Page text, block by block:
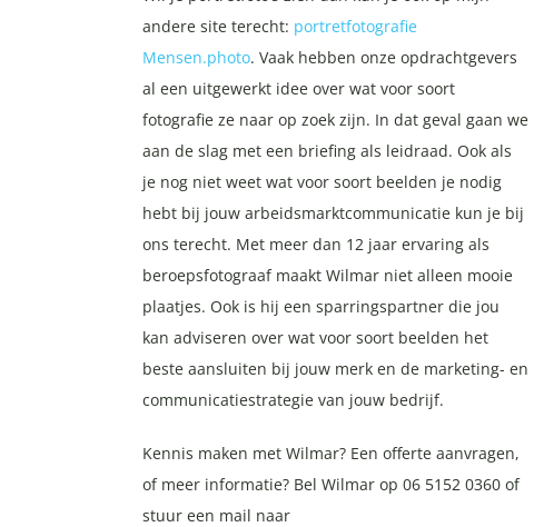
andere site terecht: portretfotografie
Mensen.photo. Vaak hebben onze opdrachtgevers
al een uitgewerkt idee over wat voor soort
fotografie ze naar op zoek zijn. In dat geval gaan we
aan de slag met een briefing als leidraad. Ook als
je nog niet weet wat voor soort beelden je nodig
hebt bij jouw arbeidsmarktcommunicatie kun je bij
ons terecht. Met meer dan 12 jaar ervaring als
beroepsfotograaf maakt Wilmar niet alleen mooie
plaatjes. Ook is hij een sparringspartner die jou
kan adviseren over wat voor soort beelden het
beste aansluiten bij jouw merk en de marketing- en
communicatiestrategie van jouw bedrijf.
Kennis maken met Wilmar? Een offerte aanvragen,
of meer informatie? Bel Wilmar op 06 5152 0360 of
stuur een mail naar